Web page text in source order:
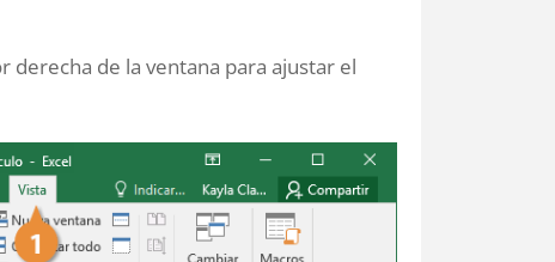
de la ventana para ajustar el